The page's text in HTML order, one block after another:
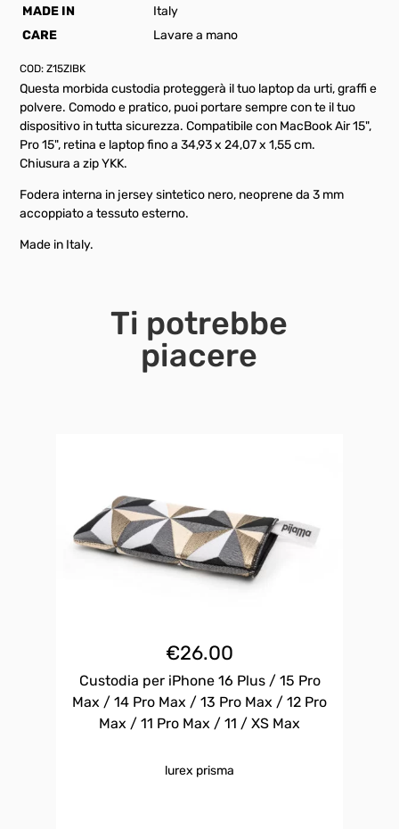
MADE IN
Italy
CARE
Lavare a mano
COD:Z15ZIBK
Questa morbida custodia proteggerà il tuo laptop da urti, graffi e
polvere. Comodo e pratico, puoi portare sempre con te il tuo
dispositivo in tutta sicurezza. Compatibile con MacBook Air 15",
Pro 15", retina e laptop fino a 34,93 x 24,07 x 1,55 cm.
Chiusura a zip YKK.
Fodera interna in jersey sintetico nero, neoprene da 3 mm
accoppiato a tessuto esterno.
Made in Italy.
Ti potrebbe
piacere
€26.00
Custodia per iPhone 16 Plus / 15 Pro
Max / 14 Pro Max / 13 Pro Max / 12 Pro
Max / 11 Pro Max / 11 / XS Max
lurex prisma